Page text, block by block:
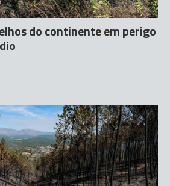
do continente em perigo